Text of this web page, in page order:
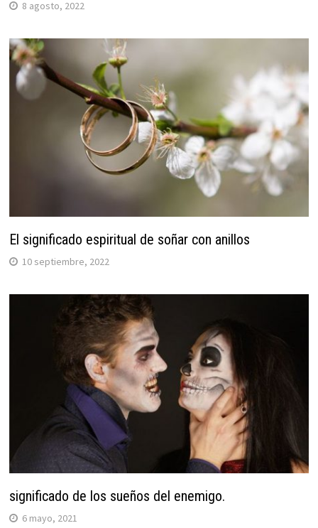
8 agosto, 2022
El significado espiritual de soñar con anillos
10 septiembre, 2022
significado de los sueños del enemigo.
6 mayo, 2021